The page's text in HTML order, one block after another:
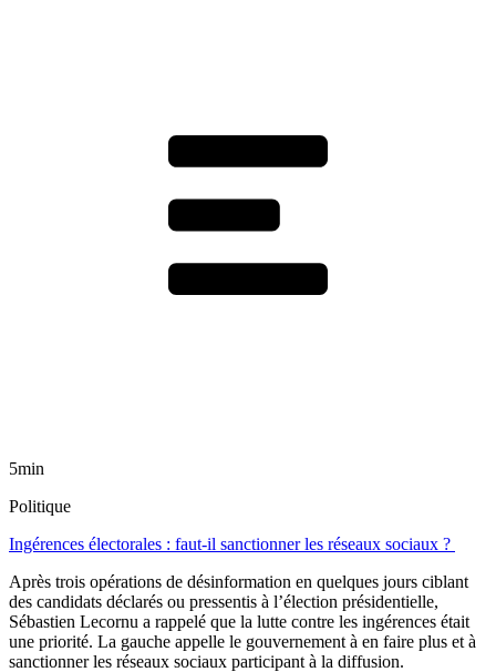
5min
Politique
Ingérences électorales : faut-il sanctionner les réseaux sociaux ?
Après trois opérations de désinformation en quelques jours ciblant
des candidats déclarés ou pressentis à l’élection présidentielle,
Sébastien Lecornu a rappelé que la lutte contre les ingérences était
une priorité. La gauche appelle le gouvernement à en faire plus et à
sanctionner les réseaux sociaux participant à la diffusion.